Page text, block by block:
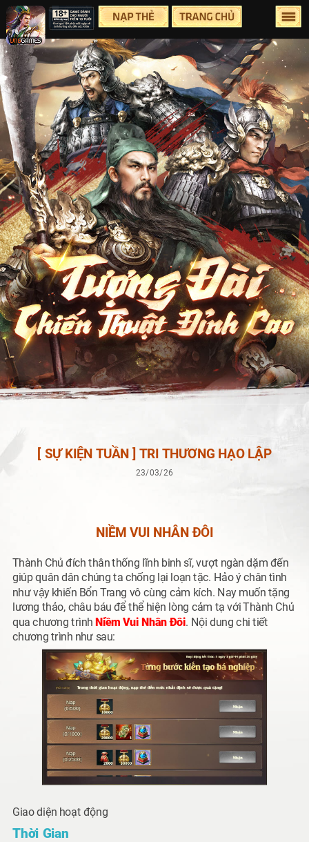
[ SỰ KIỆN TUẦN ] TRI THƯƠNG HẠO LẬP
23/03/26
NIỀM VUI NHÂN ĐÔI
Thành Chủ đích thân thống lĩnh binh sĩ, vượt ngàn dặm đến
giúp quân dân chúng ta chống lại loạn tặc. Hảo ý chân tình
như vậy khiến Bổn Trang vô cùng cảm kích. Nay muốn tặng
lương thảo, châu báu để thể hiện lòng cảm tạ với Thành Chủ
qua chương trình Niềm Vui Nhân Đôi. Nội dung chi tiết
chương trình như sau:
Giao diện hoạt động
Thời Gian
Lên Đầu Trang
Trang chủ
Tin tức
Sự Kiện
Group
Facebook
Youtube
Hỗ Trợ
Điều Khoản